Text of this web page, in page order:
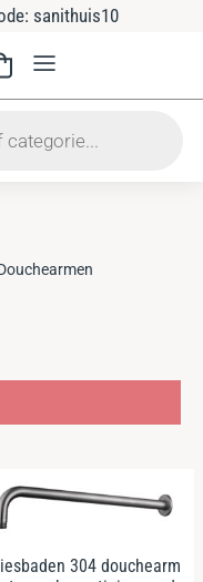
sanithuis10
304 douchearm